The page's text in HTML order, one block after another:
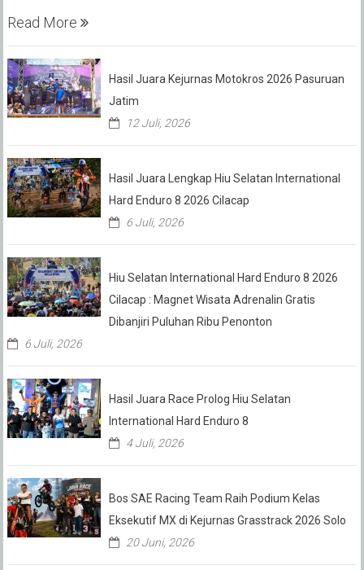
Read More
Hasil Juara Kejurnas Motokros 2026 Pasuruan
Jatim
12 Juli, 2026
Hasil Juara Lengkap Hiu Selatan International
Hard Enduro 8 2026 Cilacap
6 Juli, 2026
Hiu Selatan International Hard Enduro 8 2026
Cilacap : Magnet Wisata Adrenalin Gratis
Dibanjiri Puluhan Ribu Penonton
6 Juli, 2026
Hasil Juara Race Prolog Hiu Selatan
International Hard Enduro 8
4 Juli, 2026
Bos SAE Racing Team Raih Podium Kelas
Eksekutif MX di Kejurnas Grasstrack 2026 Solo
20 Juni, 2026